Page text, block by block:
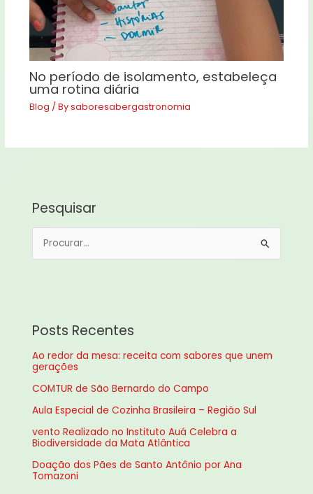
No período de isolamento, estabeleça
uma rotina diária
Blog / Bysaboresabergastronomia
Pesquisar
i
s
a
r
p
o
:
Posts Recentes
Ao redor da mesa: receita com sabores que unem
gerações
COMTUR de São Bernardo do Campo
Aula Especial de Cozinha Brasileira – Região Sul
vento Realizado no Instituto Auá Celebra a
Biodiversidade da Mata Atlântica
Doação dos Pães de Santo Antônio por Ana
Tomazoni